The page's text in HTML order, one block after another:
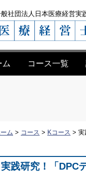
社団法人日本医療経営実
ム コース一覧
ム > コース > Kコース > 実
実践研究！「DPC